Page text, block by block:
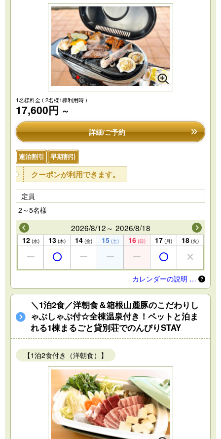
1名様料金( 2名様1棟利用時 )
17,600円 ～
詳細/ご予約
連泊割引 早期割引
クーポンが利用できます。
定員
2～5名様
2026/8/12～ 2026/8/18
12 (水) 13 (木) 14 (金) 15 (土) 16 (日) 17 (月) 18 (火)
カレンダーの説明 …
＼1泊2食／洋朝食＆箱根山麓豚のこだわりし
ゃぶしゃぶ付☆全棟温泉付き！ペットと泊ま
れる1棟まるごと貸別荘でのんびりSTAY
【1泊2食付き（洋朝食）】